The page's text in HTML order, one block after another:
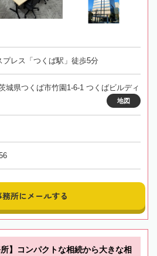
プレス「つくば駅」徒歩5分
城県つくば市竹園1-6-1 つくばビルディ
地図
所にメールする
】コンパクトな相続から大きな相